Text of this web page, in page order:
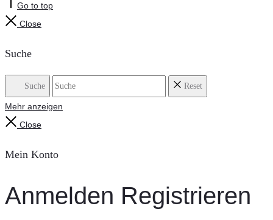
Go to top
Close
Suche
Suche Reset
Mehr anzeigen
Close
Mein Konto
Anmelden Registrieren